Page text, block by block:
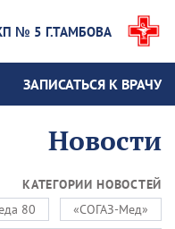
№ 5 Г.ТАМБОВА»
ЗАПИСАТЬСЯ К ВРАЧУ
Новости
КАТЕГОРИИ НОВОСТЕЙ
«СОГАЗ-Мед»
80 Победа!